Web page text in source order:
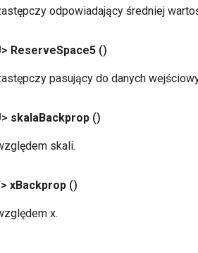
odpowiadający średniej
ReserveSpace5 ()
pasujący do danych
skalaBackprop ()
skali.
xBackprop ()
x.